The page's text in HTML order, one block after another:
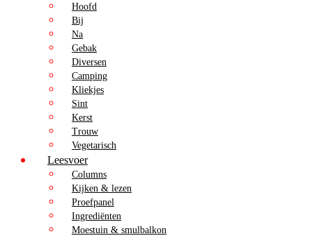
Hoofd
Bij
Na
Gebak
Diversen
Camping
Kliekjes
Sint
Kerst
Trouw
Vegetarisch
Leesvoer
Columns
Kijken & lezen
Proefpanel
Ingrediënten
Moestuin & smulbalkon